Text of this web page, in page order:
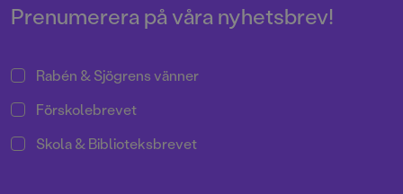
läsas om och om igen!
Prenumerera på våra nyhetsbrev!
Rabén & Sjögrens vänner
Förskolebrevet
Skola & Biblioteksbrevet